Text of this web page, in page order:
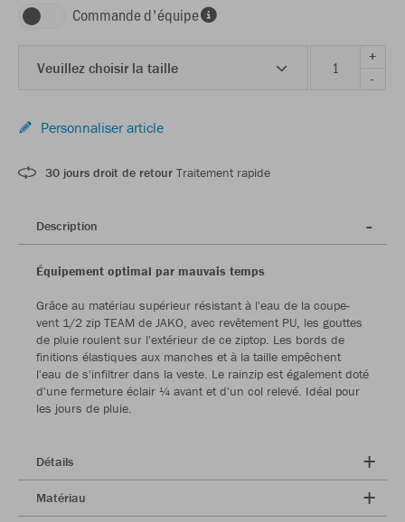
Commande d'équipe
Veuillez choisir la taille
+
-
Personnaliser article
30 jours droit de retour Traitement rapide
Description
Équipement optimal par mauvais temps
Grâce au matériau supérieur résistant à l'eau de la coupe-
vent 1/2 zip TEAM de JAKO, avec revêtement PU, les gouttes
de pluie roulent sur l'extérieur de ce ziptop. Les bords de
finitions élastiques aux manches et à la taille empêchent
l'eau de s'infiltrer dans la veste. Le rainzip est également doté
d'une fermeture éclair ¼ avant et d'un col relevé. Idéal pour
les jours de pluie.
Détails
Matériau